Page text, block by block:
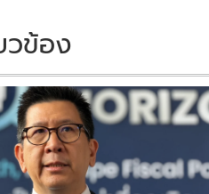
k
วข้อง